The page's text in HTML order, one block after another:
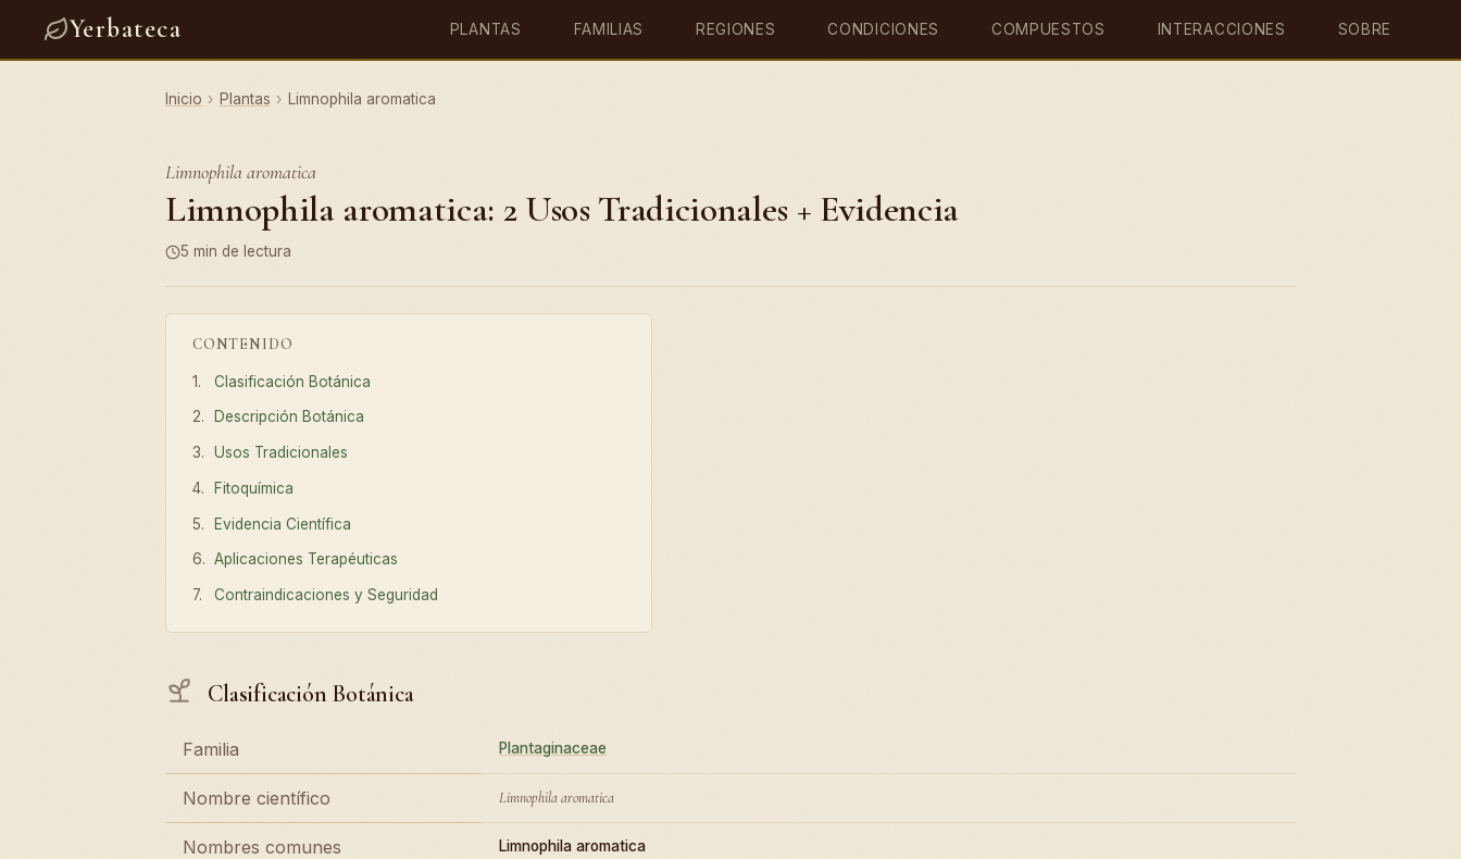
Yerbateca PLANTAS FAMILIAS REGIONES CONDICIONES COMPUESTOS INTERACCIONES SOBRE
Inicio › Plantas › Limnophila aromatica
Limnophila aromatica
Limnophila aromatica: 2 Usos Tradicionales + Evidencia
5 min de lectura
CONTENIDO
Clasificación Botánica
Descripción Botánica
Usos Tradicionales
Fitoquímica
Evidencia Científica
Aplicaciones Terapéuticas
Contraindicaciones y Seguridad
Clasificación Botánica
Familia Plantaginaceae
Nombre científico Limnophila aromatica
Nombres comunes Limnophila aromatica